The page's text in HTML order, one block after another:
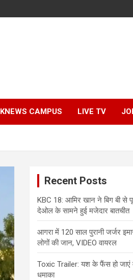
KNEWS CAMPUS LIVE TV
Recent Posts
KBC 18: आमिर खान ने बिग बी से
देओल के सामने हुई मजेदार बातचीत
आगरा में 120 साल पुरानी जर्जर
लोगों की जान, VIDEO वायरल
Toxic Trailer: यश के फैंस हो जाएं
धमाका